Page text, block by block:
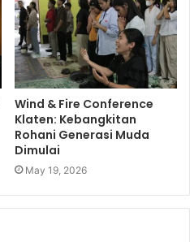
Wind & Fire Conference
Klaten: Kebangkitan
Rohani Generasi Muda
Dimulai
May 19, 2026